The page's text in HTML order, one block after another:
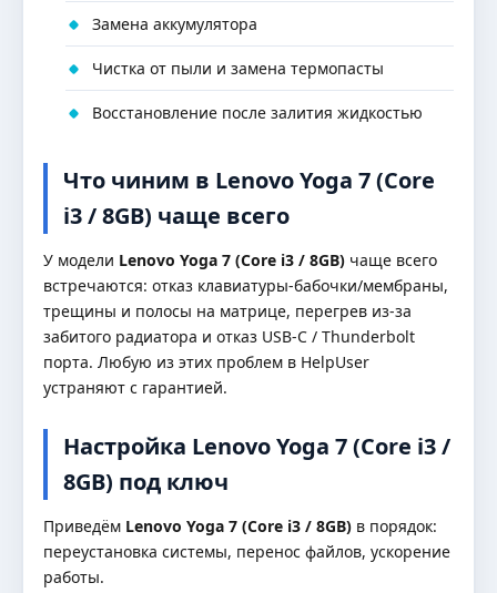
Замена аккумулятора
Чистка от пыли и замена термопасты
Восстановление после залития жидкостью
Что чиним в Lenovo Yoga 7 (Core
i3 / 8GB) чаще всего
У модели Lenovo Yoga 7 (Core i3 / 8GB) чаще всего
встречаются: отказ клавиатуры-бабочки/мембраны,
трещины и полосы на матрице, перегрев из-за
забитого радиатора и отказ USB-C / Thunderbolt
порта. Любую из этих проблем в HelpUser
устраняют с гарантией.
Настройка Lenovo Yoga 7 (Core i3 /
8GB) под ключ
Приведём Lenovo Yoga 7 (Core i3 / 8GB) в порядок:
переустановка системы, перенос файлов, ускорение
работы.